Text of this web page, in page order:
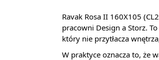
Ravak Rosa II 160X105
pracowni Design a Storz.
który nie przytłacza
W praktyce oznacza to, że